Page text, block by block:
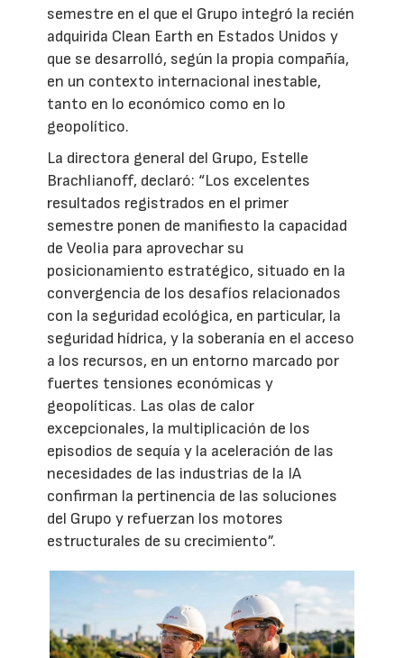
semestre en el que el Grupo integró la recién
adquirida Clean Earth en Estados Unidos y
que se desarrolló, según la propia compañía,
en un contexto internacional inestable,
tanto en lo económico como en lo
geopolítico.
La directora general del Grupo, Estelle
Brachlianoff, declaró: “Los excelentes
resultados registrados en el primer
semestre ponen de manifiesto la capacidad
de Veolia para aprovechar su
posicionamiento estratégico, situado en la
convergencia de los desafíos relacionados
con la seguridad ecológica, en particular, la
seguridad hídrica, y la soberanía en el acceso
a los recursos, en un entorno marcado por
fuertes tensiones económicas y
geopolíticas. Las olas de calor
excepcionales, la multiplicación de los
episodios de sequía y la aceleración de las
necesidades de las industrias de la IA
confirman la pertinencia de las soluciones
del Grupo y refuerzan los motores
estructurales de su crecimiento”.